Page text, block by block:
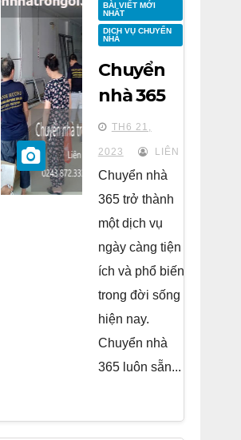
BÀI VIẾT MỚI
NHẤT
DỊCH VỤ CHUYỂN
NHÀ
Chuyển
nhà 365
tại chung
cư BID
Residence
Tố Hữu
TH6 21,
2023 LIÊN
Chuyển nhà
365 trở thành
một dịch vụ
ngày càng tiện
ích và phổ biến
trong đời sống
hiện nay.
Chuyển nhà
365 luôn sẵn...